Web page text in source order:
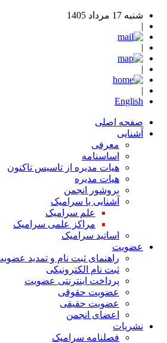
شنبه 17 مرداد 1405
English
صفحه اصلی
آشنایی
معرفی
اساسنامه
هیات مدیره از تاسیس تاکنون
هیات مدیره
بروشور انجمن
آشنایی با سرامیک
علم سرامیک
مراکز علمی سرامیک
اساتید سرامیک
عضویت
راهنمای ثبت نام و تمدید عضویت
ثبت نام الکترونیکی
پرداخت اینترنتی عضویت
عضویت حقوقی
عضویت حقیقی
اعضای انجمن
نشریات
فصلنامه سرامیک